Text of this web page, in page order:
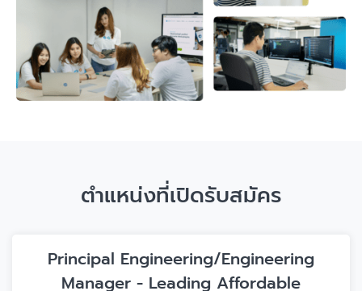
ตำแหน่งที่เปิดรับสมัคร
Principal Engineering/Engineering
Manager - Leading Affordable